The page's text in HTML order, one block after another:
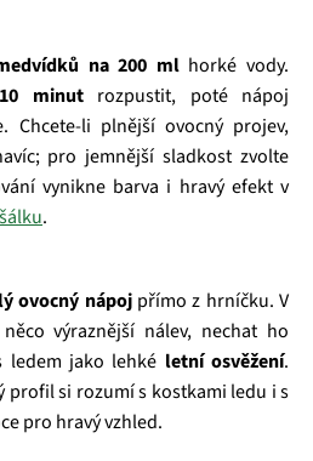
na 200 mlhorké vody.
minutrozpustit, poté nápoj
Chcete-li plnější ovocný projev,
pro jemnější sladkost zvolte
vynikne barva i hravý efekt v
.
ovocný nápojpřímo z hrníčku. V
výraznější nálev, nechat ho
ledem jako lehké letní osvěžení.
profil si rozumí s kostkami ledu i s
pro hravý vzhled.